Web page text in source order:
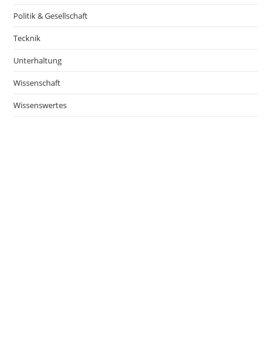
Politik & Gesellschaft
Tecknik
Unterhaltung
Wissenschaft
Wissenswertes